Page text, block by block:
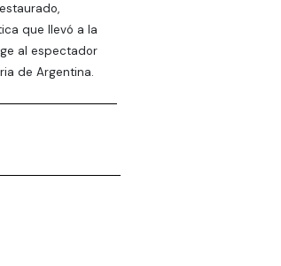
que llevó a la
al espectador
de Argentina.